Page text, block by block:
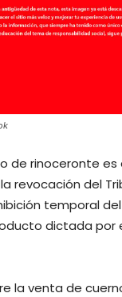
de rinoceronte es
revocación del
temporal
dictada por
la venta de